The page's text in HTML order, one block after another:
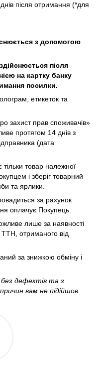
після отримання (*для
з допомогою
після
на картку банку
посилки.
етикеток та
захист прав споживачів»
протягом 14 днів з
(дата
товар належної
і зберіг товарний
та ярлики.
за рахунок
оплачує Покупець.
лише за наявності
ТТН, отриманого від
за знижкою обміну і
дефектів та з
вам не підійшов.